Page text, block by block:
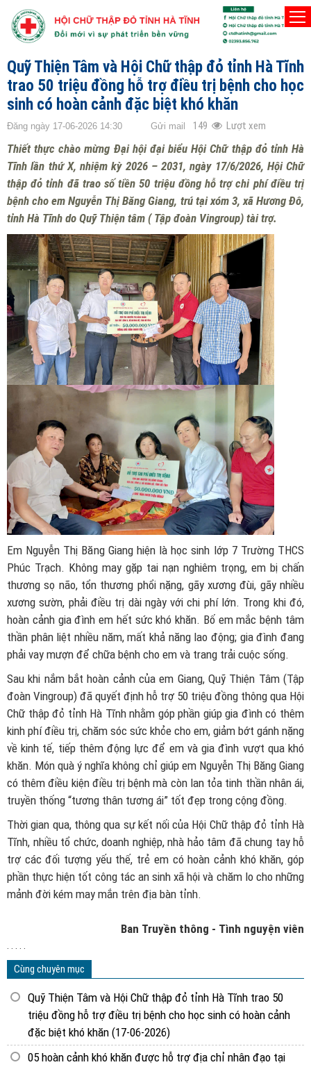
TRANG CHỦ
Quỹ Thiện Tâm và Hội Chữ thập đỏ tỉnh Hà Tĩnh
trao 50 triệu đồng hỗ trợ điều trị bệnh cho học
sinh có hoàn cảnh đặc biệt khó khăn
Đăng ngày 17-06-2026 14:30 Gửi mail 149 Lượt xem
Thiết thực chào mừng Đại hội đại biểu Hội Chữ thập đỏ tỉnh Hà
Tĩnh lần thứ X, nhiệm kỳ 2026 – 2031, ngày 17/6/2026, Hội Chữ
thập đỏ tỉnh đã trao số tiền 50 triệu đồng hỗ trợ chi phí điều trị
bệnh cho em Nguyễn Thị Băng Giang, trú tại xóm 3, xã Hương Đô,
tỉnh Hà Tĩnh do Quỹ Thiện tâm ( Tập đoàn Vingroup) tài trợ.
Em Nguyễn Thị Băng Giang hiện là học sinh lớp 7 Trường THCS
Phúc Trạch. Không may gặp tai nạn nghiêm trọng, em bị chấn
thương sọ não, tổn thương phổi nặng, gãy xương đùi, gãy nhiều
xương sườn, phải điều trị dài ngày với chi phí lớn. Trong khi đó,
hoàn cảnh gia đình em hết sức khó khăn. Bố em mắc bệnh tâm
thần phân liệt nhiều năm, mất khả năng lao động; gia đình đang
phải vay mượn để chữa bệnh cho em và trang trải cuộc sống.
Sau khi nắm bắt hoàn cảnh của em Giang, Quỹ Thiện Tâm (Tập
đoàn Vingroup) đã quyết định hỗ trợ 50 triệu đồng thông qua Hội
Chữ thập đỏ tỉnh Hà Tĩnh nhằm góp phần giúp gia đình có thêm
kinh phí điều trị, chăm sóc sức khỏe cho em, giảm bớt gánh nặng
về kinh tế, tiếp thêm động lực để em và gia đình vượt qua khó
khăn. Món quà ý nghĩa không chỉ giúp em Nguyễn Thị Băng Giang
có thêm điều kiện điều trị bệnh mà còn lan tỏa tinh thần nhân ái,
truyền thống “tương thân tương ái” tốt đẹp trong cộng đồng.
Thời gian qua, thông qua sự kết nối của Hội Chữ thập đỏ tỉnh Hà
Tĩnh, nhiều tổ chức, doanh nghiệp, nhà hảo tâm đã chung tay hỗ
trợ các đối tượng yếu thế, trẻ em có hoàn cảnh khó khăn, góp
phần thực hiện tốt công tác an sinh xã hội và chăm lo cho những
mảnh đời kém may mắn trên địa bàn tỉnh.
Ban Truyền thông - Tình nguyện viên
. . . . .
Cùng chuyên mục
Quỹ Thiện Tâm và Hội Chữ thập đỏ tỉnh Hà Tĩnh trao 50
triệu đồng hỗ trợ điều trị bệnh cho học sinh có hoàn cảnh
đặc biệt khó khăn (17-06-2026)
05 hoàn cảnh khó khăn được hỗ trợ địa chỉ nhân đạo tại